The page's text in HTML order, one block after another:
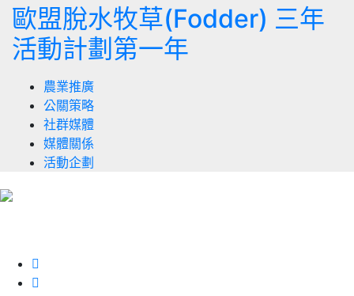
歐盟脫水牧草(Fodder) 三年
活動計劃第一年
農業推廣
公關策略
社群媒體
媒體關係
活動企劃